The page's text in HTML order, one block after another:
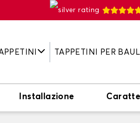
TAPPETINI PER
Installazione